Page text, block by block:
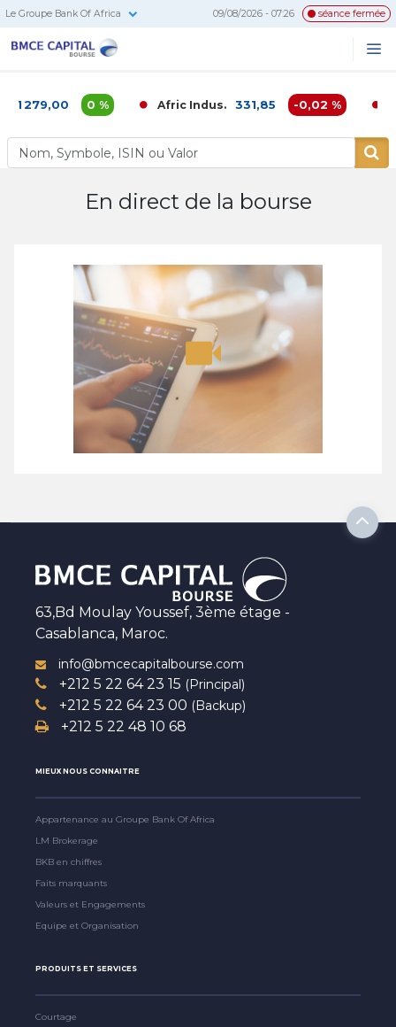
Le Groupe Bank Of Africa 09/08/2026 - 07:26 séance fermée
1 279,00 0 % Afric Indus. 331,85 -0,02 %
En direct de la bourse
63,Bd Moulay Youssef, 3ème étage -
Casablanca, Maroc.
info@bmcecapitalbourse.com
+212 5 22 64 23 15 (Principal)
+212 5 22 64 23 00 (Backup)
+212 5 22 48 10 68
MIEUX NOUS CONNAITRE
Appartenance au Groupe Bank Of Africa
LM Brokerage
BKB en chiffres
Faits marquants
Valeurs et Engagements
Equipe et Organisation
PRODUITS ET SERVICES
Courtage